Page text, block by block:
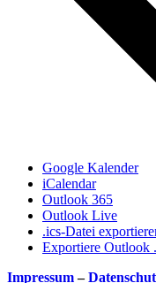
Google Kalender
iCalendar
Outlook 365
Outlook Live
.ics-Datei
Exportiere Outlook
Impressum–